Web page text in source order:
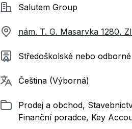
SpolečnostSalutem Group
nám. T. G. Masaryka 1280,
Požadované vzdělání
Středoškolské nebo
Požadované jazyky
Čeština (Výborná)
ZařazenoProdej a obchod,
Finanční poradce, Key